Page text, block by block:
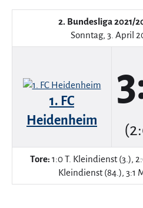
2. Bundesliga 2021/
Sonntag, 3. April
1. FC
Heidenheim
Tore: 1:0 T. Kleindienst (3.),
Kleindienst (84.), 3:1